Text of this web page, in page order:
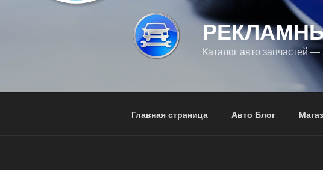
Каталог авто запчастей
Главная страница Авто Блог